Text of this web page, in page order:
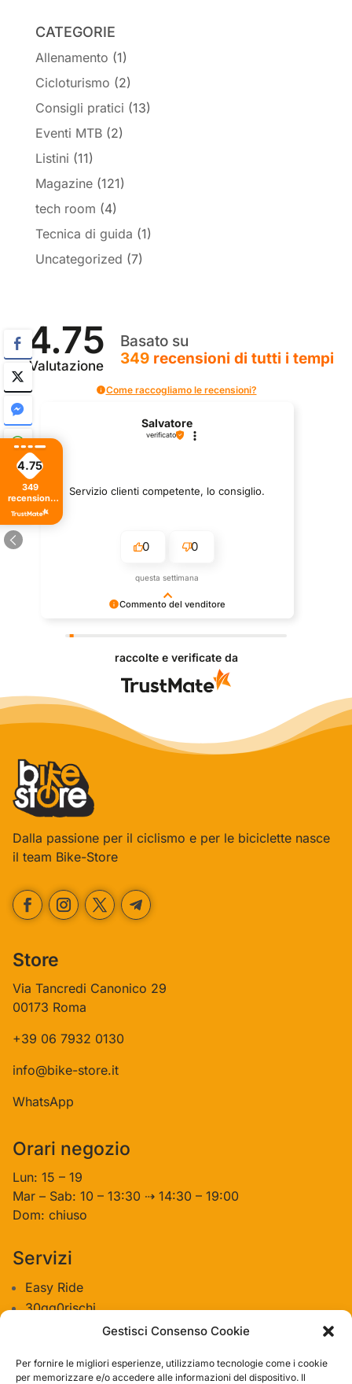
Gestisci Consenso Cookie
Per fornire le migliori esperienze, utilizziamo tecnologie come i cookie
per memorizzare e/o accedere alle informazioni del dispositivo. Il
CATEGORIE
Allenamento (1)
Cicloturismo (2)
Consigli pratici (13)
Eventi MTB(2)
Listini (11)
Magazine(121)
tech room (4)
Tecnica di guida (1)
Uncategorized (7)
4.75
Valutazione
Basato su
349recensioni di tutti i tempi
Come raccogliamo le recensioni?
Commento del venditore
servizio giusto a clienti così fantastici. Grazie
Salvatore
verificato
Servizio clienti competente, lo consiglio.
0 0
questa settimana
raccolte e verificate da
Dalla passione per il ciclismo e per le biciclette nasce
il team Bike-Store
Store
Via Tancredi Canonico 29
00173 Roma
+39 06 7932 0130
info@bike-store.it
WhatsApp
Orari negozio
Lun: 15 – 19
Mar – Sab: 10 – 13:30 ⇢ 14:30 – 19:00
Dom: chiuso
Servizi
Easy Ride
30gg0rischi
Servizi Officina
4.75
349
recensioni
di tutti i